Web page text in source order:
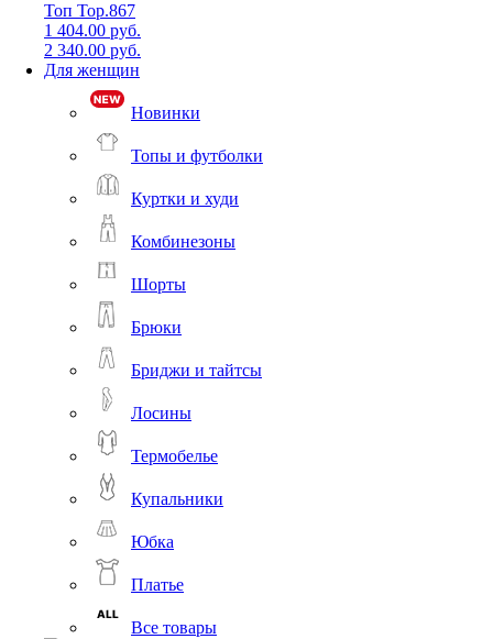
Топ Top.867
1 404.00 руб.
2 340.00 руб.
Для женщин
Новинки
Топы и футболки
Куртки и худи
Комбинезоны
Шорты
Брюки
Бриджи и тайтсы
Лосины
Термобелье
Купальники
Юбка
Платье
Все товары